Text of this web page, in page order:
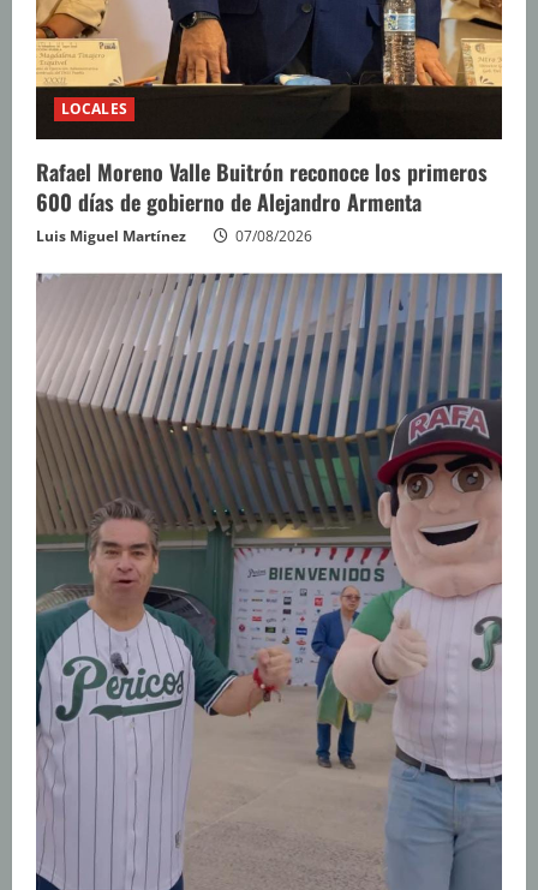
LOCALES
Rafael Moreno Valle Buitrón reconoce los primeros
600 días de gobierno de Alejandro Armenta
Luis Miguel Martínez 07/08/2026